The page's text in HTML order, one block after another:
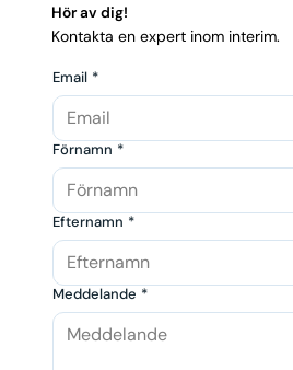
Hör av dig!
Kontakta en expert inom interim.
Email *
Förnamn *
Efternamn *
Meddelande *